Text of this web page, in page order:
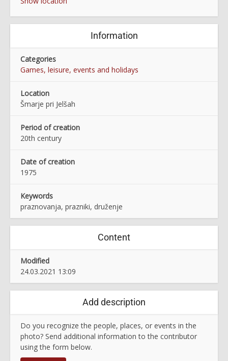
Information
Categories
Games, leisure, events and holidays
Location
Šmarje pri Jelšah
Period of creation
20th century
Date of creation
1975
Keywords
praznovanja, prazniki, druženje
Content
Modified
24.03.2021 13:09
Add description
Do you recognize the people, places, or events in the
photo? Send additional information to the contributor
using the form below.